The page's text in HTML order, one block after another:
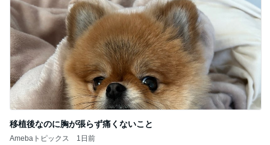
移植後なのに胸が張らず痛くないこと
Amebaトピックス 1日前
記事を読む